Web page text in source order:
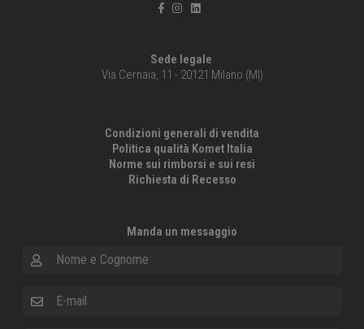
Sede legale:
Via Cernaia, 11 - 20121 Milano (MI)
Condizioni generali di vendita
Politica qualità Komet Italia
Norme sui rimborsi e sui resi
Richiesta di Recesso
Manda un messaggio